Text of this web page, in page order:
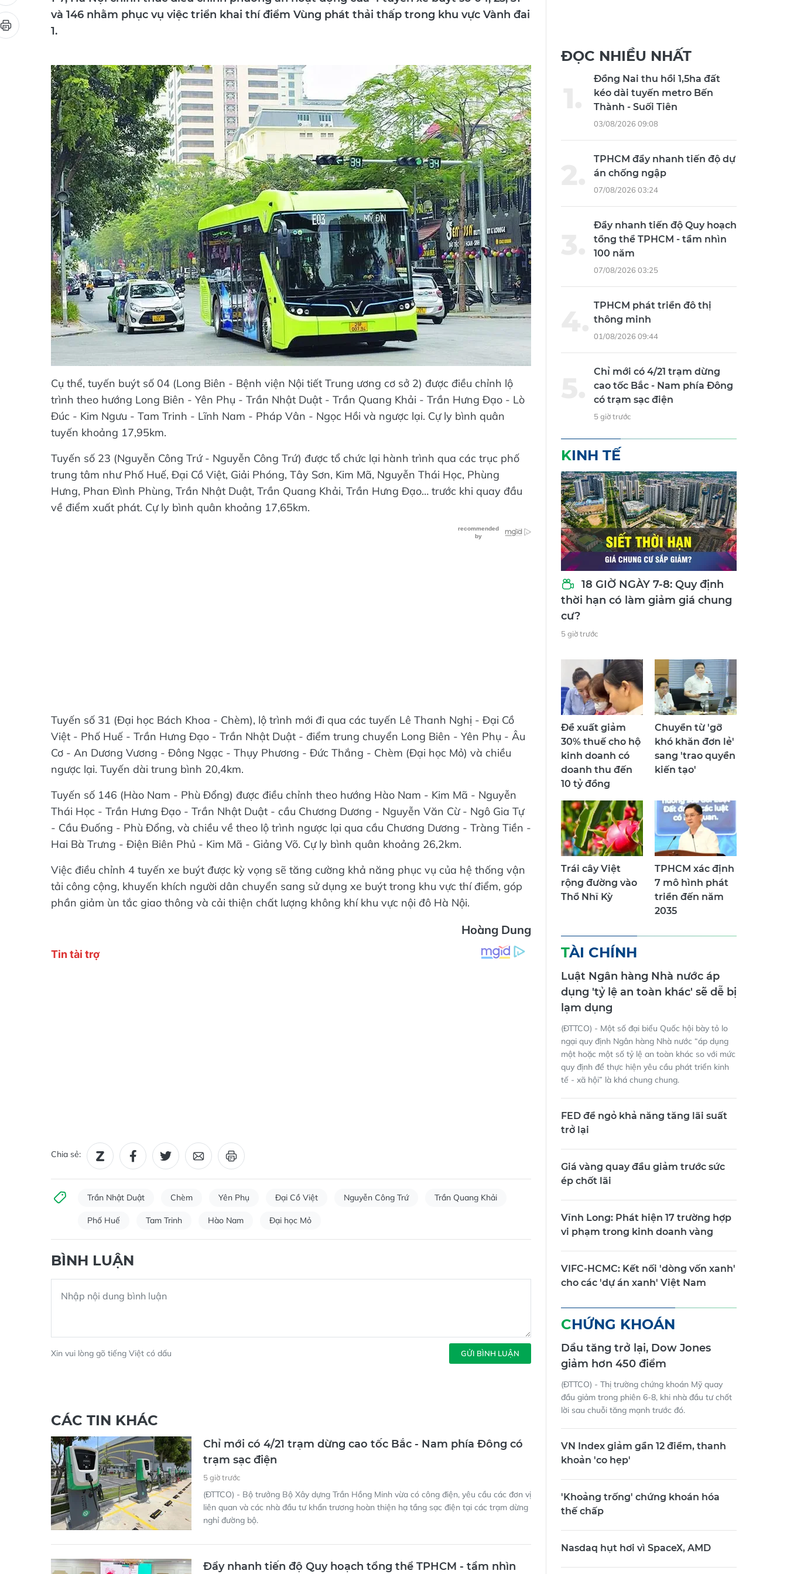
1-7, Hà Nội chính thức điều chỉnh phương án hoạt động của 4 tuyến xe buýt số 04, 23, 31
và 146 nhằm phục vụ việc triển khai thí điểm Vùng phát thải thấp trong khu vực Vành đai
1.
Cụ thể, tuyến buýt số 04 (Long Biên - Bệnh viện Nội tiết Trung ương cơ sở 2) được điều chỉnh lộ
trình theo hướng Long Biên - Yên Phụ - Trần Nhật Duật - Trần Quang Khải - Trần Hưng Đạo - Lò
Đúc - Kim Ngưu - Tam Trinh - Lĩnh Nam - Pháp Vân - Ngọc Hồi và ngược lại. Cự ly bình quân
tuyến khoảng 17,95km.
Tuyến số 23 (Nguyễn Công Trứ - Nguyễn Công Trứ) được tổ chức lại hành trình qua các trục phố
trung tâm như Phố Huế, Đại Cồ Việt, Giải Phóng, Tây Sơn, Kim Mã, Nguyễn Thái Học, Phùng
Hưng, Phan Đình Phùng, Trần Nhật Duật, Trần Quang Khải, Trần Hưng Đạo… trước khi quay đầu
về điểm xuất phát. Cự ly bình quân khoảng 17,65km.
Tuyến số 31 (Đại học Bách Khoa - Chèm), lộ trình mới đi qua các tuyến Lê Thanh Nghị - Đại Cồ
Việt - Phố Huế - Trần Hưng Đạo - Trần Nhật Duật - điểm trung chuyển Long Biên - Yên Phụ - Âu
Cơ - An Dương Vương - Đông Ngạc - Thụy Phương - Đức Thắng - Chèm (Đại học Mỏ) và chiều
ngược lại. Tuyến dài trung bình 20,4km.
Tuyến số 146 (Hào Nam - Phù Đổng) được điều chỉnh theo hướng Hào Nam - Kim Mã - Nguyễn
Thái Học - Trần Hưng Đạo - Trần Nhật Duật - cầu Chương Dương - Nguyễn Văn Cừ - Ngô Gia Tự
- Cầu Đuống - Phù Đổng, và chiều về theo lộ trình ngược lại qua cầu Chương Dương - Tràng Tiền -
Hai Bà Trưng - Điện Biên Phủ - Kim Mã - Giảng Võ. Cự ly bình quân khoảng 26,2km.
Việc điều chỉnh 4 tuyến xe buýt được kỳ vọng sẽ tăng cường khả năng phục vụ của hệ thống vận
tải công cộng, khuyến khích người dân chuyển sang sử dụng xe buýt trong khu vực thí điểm, góp
phần giảm ùn tắc giao thông và cải thiện chất lượng không khí khu vực nội đô Hà Nội.
Hoàng Dung
Chia sẻ:
Trần Nhật Duật Chèm Yên Phụ Đại Cồ Việt Nguyễn Công Trứ Trần Quang Khải
Phố Huế Tam Trinh Hào Nam Đại học Mỏ
BÌNH LUẬN
Xin vui lòng gõ tiếng Việt có dấu GỬI BÌNH LUẬN
CÁC TIN KHÁC
Chỉ mới có 4/21 trạm dừng cao tốc Bắc - Nam phía Đông có
trạm sạc điện
5 giờ trước
(ĐTTCO) - Bộ trưởng Bộ Xây dựng Trần Hồng Minh vừa có công điện, yêu cầu các đơn vị
liên quan và các nhà đầu tư khẩn trương hoàn thiện hạ tầng sạc điện tại các trạm dừng
nghỉ đường bộ.
ĐỌC NHIỀU NHẤT
Đồng Nai thu hồi 1,5ha đất
kéo dài tuyến metro Bến
Thành - Suối Tiên
03/08/2026 09:08
TPHCM đẩy nhanh tiến độ dự
án chống ngập
07/08/2026 03:24
Đẩy nhanh tiến độ Quy hoạch
tổng thể TPHCM - tầm nhìn
100 năm
07/08/2026 03:25
TPHCM phát triển đô thị
thông minh
01/08/2026 09:44
Chỉ mới có 4/21 trạm dừng
cao tốc Bắc - Nam phía Đông
có trạm sạc điện
5 giờ trước
KINH TẾ
18 GIỜ NGÀY 7-8: Quy định
thời hạn có làm giảm giá chung
cư?
5 giờ trước
Đề xuất giảm
30% thuế cho hộ
kinh doanh có
doanh thu đến
10 tỷ đồng
Chuyển từ 'gỡ
khó khăn đơn lẻ'
sang 'trao quyền
kiến tạo'
Trái cây Việt
rộng đường vào
Thổ Nhĩ Kỳ
TPHCM xác định
7 mô hình phát
triển đến năm
2035
TÀI CHÍNH
Luật Ngân hàng Nhà nước áp
dụng 'tỷ lệ an toàn khác' sẽ dễ bị
lạm dụng
(ĐTTCO) - Một số đại biểu Quốc hội bày tỏ lo
ngại quy định Ngân hàng Nhà nước “áp dụng
một hoặc một số tỷ lệ an toàn khác so với mức
quy định để thực hiện yêu cầu phát triển kinh
tế - xã hội” là khá chung chung.
FED để ngỏ khả năng tăng lãi suất
trở lại
Giá vàng quay đầu giảm trước sức
ép chốt lãi
Vĩnh Long: Phát hiện 17 trường hợp
vi phạm trong kinh doanh vàng
VIFC-HCMC: Kết nối 'dòng vốn xanh'
cho các 'dự án xanh' Việt Nam
CHỨNG KHOÁN
Dầu tăng trở lại, Dow Jones
giảm hơn 450 điểm
(ĐTTCO) - Thị trường chứng khoán Mỹ quay
đầu giảm trong phiên 6-8, khi nhà đầu tư chốt
lời sau chuỗi tăng mạnh trước đó.
VN Index giảm gần 12 điểm, thanh
khoản 'co hẹp'
'Khoảng trống' chứng khoán hóa
thế chấp
Nasdaq hụt hơi vì SpaceX, AMD